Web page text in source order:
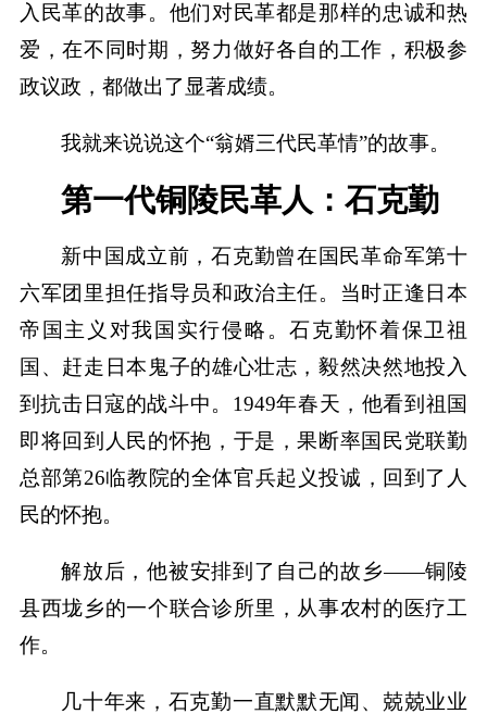
入民革的故事。他们对民革都是那样的忠诚和热
爱，在不同时期，努力做好各自的工作，积极参
政议政，都做出了显著成绩。
我就来说说这个“翁婿三代民革情”的故事。
第一代铜陵民革人：石克勤
新中国成立前，石克勤曾在国民革命军第十
六军团里担任指导员和政治主任。当时正逢日本
帝国主义对我国实行侵略。石克勤怀着保卫祖
国、赶走日本鬼子的雄心壮志，毅然决然地投入
到抗击日寇的战斗中。1949年春天，他看到祖国
即将回到人民的怀抱，于是，果断率国民党联勤
总部第26临教院的全体官兵起义投诚，回到了人
民的怀抱。
解放后，他被安排到了自己的故乡——铜陵
县西垅乡的一个联合诊所里，从事农村的医疗工
作。
几十年来，石克勤一直默默无闻、兢兢业业